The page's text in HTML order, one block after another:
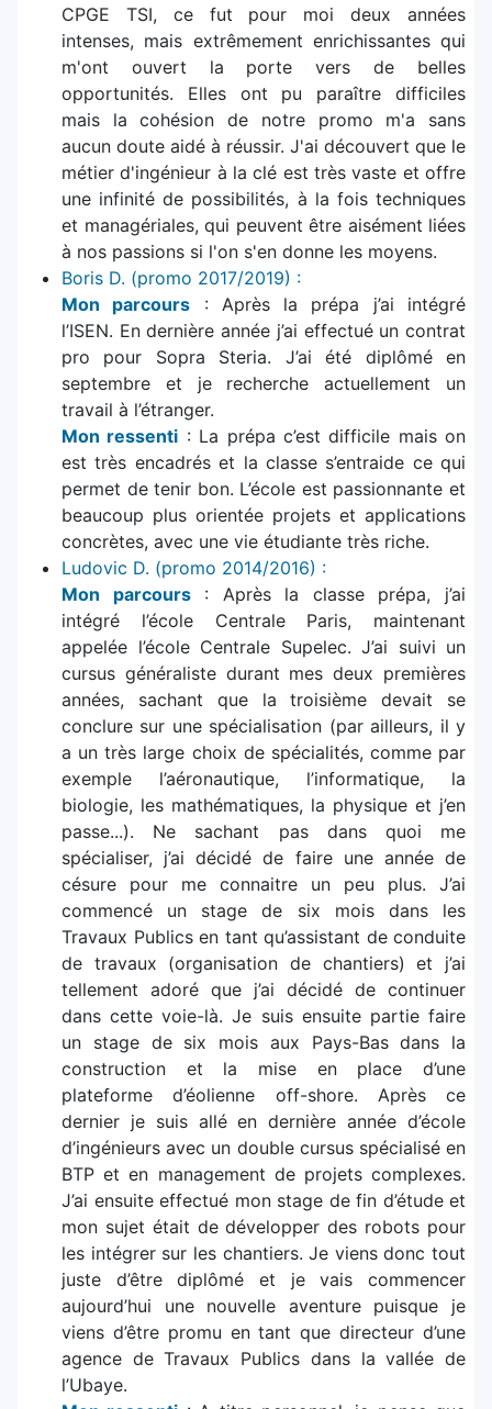
CPGE TSI, ce fut pour moi deux années
intenses, mais extrêmement enrichissantes qui
m'ont ouvert la porte vers de belles
opportunités. Elles ont pu paraître difficiles
mais la cohésion de notre promo m'a sans
aucun doute aidé à réussir. J'ai découvert que le
métier d'ingénieur à la clé est très vaste et offre
une infinité de possibilités, à la fois techniques
et managériales, qui peuvent être aisément liées
à nos passions si l'on s'en donne les moyens.
Boris D. (promo 2017/2019) :
Mon parcours : Après la prépa j’ai intégré
l’ISEN. En dernière année j’ai effectué un contrat
pro pour Sopra Steria. J’ai été diplômé en
septembre et je recherche actuellement un
travail à l’étranger.
Mon ressenti : La prépa c’est difficile mais on
est très encadrés et la classe s’entraide ce qui
permet de tenir bon. L’école est passionnante et
beaucoup plus orientée projets et applications
concrètes, avec une vie étudiante très riche.
Ludovic D. (promo 2014/2016) :
Mon parcours: Après la classe prépa, j’ai
intégré l’école Centrale Paris, maintenant
appelée l’école Centrale Supelec. J’ai suivi un
cursus généraliste durant mes deux premières
années, sachant que la troisième devait se
conclure sur une spécialisation (par ailleurs, il y
a un très large choix de spécialités, comme par
exemple l’aéronautique, l’informatique, la
biologie, les mathématiques, la physique et j’en
passe...). Ne sachant pas dans quoi me
spécialiser, j’ai décidé de faire une année de
césure pour me connaitre un peu plus. J’ai
commencé un stage de six mois dans les
Travaux Publics en tant qu’assistant de conduite
de travaux (organisation de chantiers) et j’ai
tellement adoré que j’ai décidé de continuer
dans cette voie-là. Je suis ensuite partie faire
un stage de six mois aux Pays-Bas dans la
construction et la mise en place d’une
plateforme d’éolienne off-shore. Après ce
dernier je suis allé en dernière année d’école
d’ingénieurs avec un double cursus spécialisé en
BTP et en management de projets complexes.
J’ai ensuite effectué mon stage de fin d’étude et
mon sujet était de développer des robots pour
les intégrer sur les chantiers. Je viens donc tout
juste d’être diplômé et je vais commencer
aujourd’hui une nouvelle aventure puisque je
viens d’être promu en tant que directeur d’une
agence de Travaux Publics dans la vallée de
l’Ubaye.